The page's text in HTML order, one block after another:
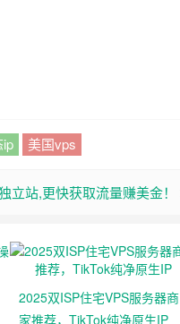
美国vps
立站,更快获取流量赚美金！
2025双ISP住宅VPS服务器商
家推荐，TikTok纯净原生IP